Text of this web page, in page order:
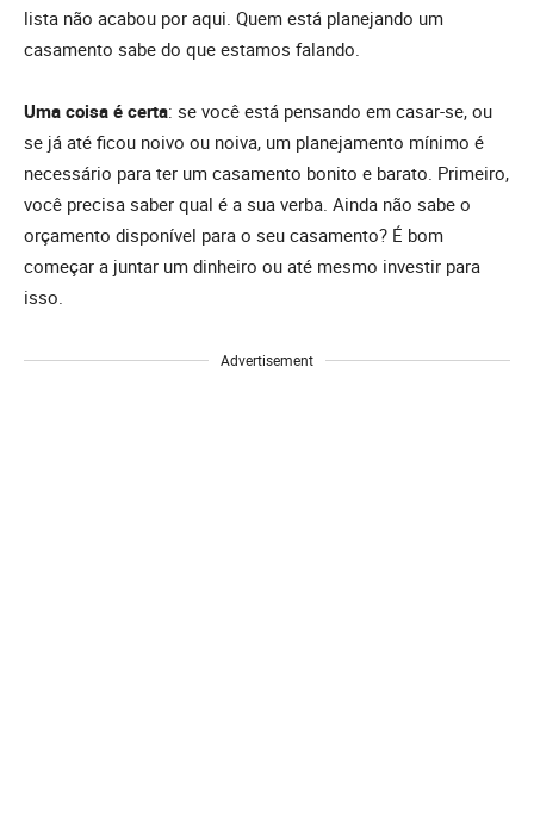
lista não acabou por aqui. Quem está planejando um
casamento sabe do que estamos falando.
Uma coisa é certa: se você está pensando em casar-se, ou
se já até ficou noivo ou noiva, um planejamento mínimo é
necessário para ter um casamento bonito e barato. Primeiro,
você precisa saber qual é a sua verba. Ainda não sabe o
orçamento disponível para o seu casamento? É bom
começar a juntar um dinheiro ou até mesmo investir para
isso.
Advertisement